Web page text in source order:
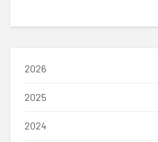
2026
2025
2024